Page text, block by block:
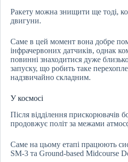
Ракету можна знищити ще тоді,
двигуни.
Саме в цей момент вона добре
інфрачервоних датчиків, однак
повинні знаходитися дуже
запуску, що робить таке
надзвичайно складним.
У космосі
Після відділення прискорювачів
продовжує політ за межами
Саме на цьому етапі працюють
SM-3 та Ground-based Midcourse